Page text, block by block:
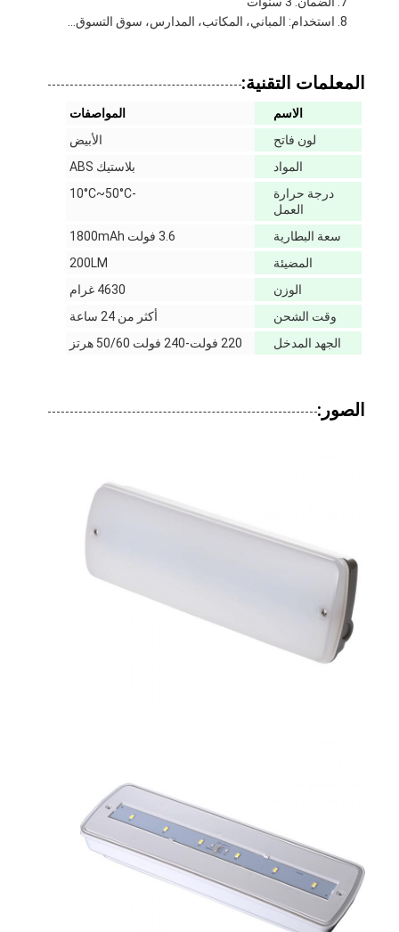
استخدام: المباني، المكاتب، المدارس، سوق التسوق...
المعلمات التقنية:
الاسم
المواصفات
لون فاتح
الأبيض
المواد
بلاستيك ABS
درجة حرارة
العمل
-10°C~50°C
سعة البطارية
3.6 فولت 1800mAh
المضيئة
200LM
الوزن
4630 غرام
وقت الشحن
أكثر من 24 ساعة
الجهد المدخل
220 فولت-240 فولت 50/60 هرتز
الصور: